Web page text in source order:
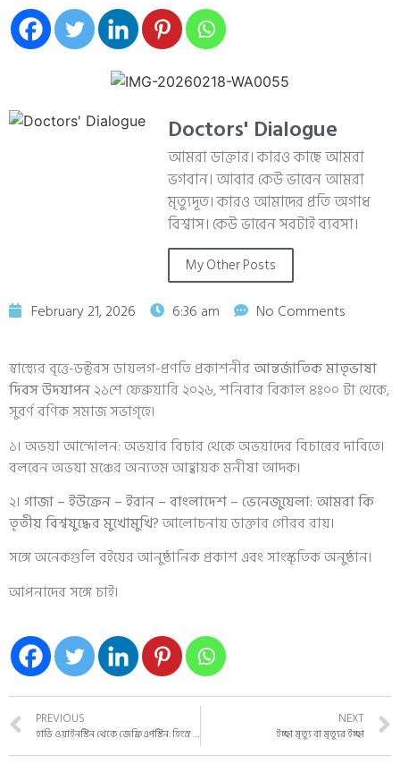
Doctors' Dialogue
আমরা ডাক্তার। কারও কাছে আমরা
ভগবান। আবার কেউ ভাবেন আমরা
মৃত্যুদূত। কারও আমাদের প্রতি অগাধ
বিশ্বাস। কেউ ভাবেন সবটাই ব্যবসা।
My Other Posts
February 21, 2026 6:36 am No Comments
স্বাস্থ্যের বৃত্তে-ডক্টরস ডায়লগ-প্রণতি প্রকাশনীরআন্তর্জাতিক মাতৃভাষা
দিবস উদযাপন২১শে ফেব্রুয়ারি ২০২৬, শনিবার বিকাল ৪ঃ০০ টা থেকে,
সুবর্ণ বণিক সমাজ সভাগৃহে।
১। অভয়া আন্দোলন: অভয়ার বিচার থেকে অভয়াদের বিচারের দাবিতে।
বলবেন অভয়া মঞ্চের অন্যতম আহ্বায়ক মনীষা আদক।
২। গাজা – ইউক্রেন – ইরান – বাংলাদেশ – ভেনেজুয়েলা: আমরা কি
তৃতীয় বিশ্বযুদ্ধের মুখোমুখি?আলোচনায় ডাক্তার গৌরব রায়।
সঙ্গে অনেকগুলি বইয়ের আনুষ্ঠানিক প্রকাশ এবং সাংস্কৃতিক অনুষ্ঠান।
আপনাদের সঙ্গে চাই।
PREVIOUS
হার্ভি ওয়াইনস্টিন থেকে জেফ্রি এপস্টিন: হিংস্র শিকারী খাদকরা (Predators) আধুনিক মানব সমাজেও রয়ে গেছে
NEXT
ইচ্ছা মৃত্যু বা মৃত্যুর ইচ্ছা